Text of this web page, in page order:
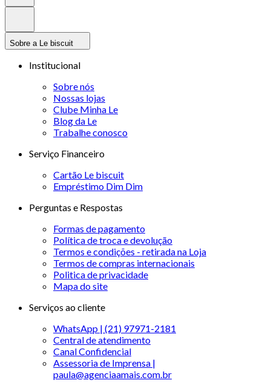
Sobre a Le biscuit
Institucional
Sobre nós
Nossas lojas
Clube Minha Le
Blog da Le
Trabalhe conosco
Serviço Financeiro
Cartão Le biscuit
Empréstimo Dim Dim
Perguntas e Respostas
Formas de pagamento
Política de troca e devolução
Termos e condições - retirada na Loja
Termos de compras internacionais
Politica de privacidade
Mapa do site
Serviços ao cliente
WhatsApp | (21) 97971-2181
Central de atendimento
Canal Confidencial
Assessoria de Imprensa |
paula@agenciaamais.com.br